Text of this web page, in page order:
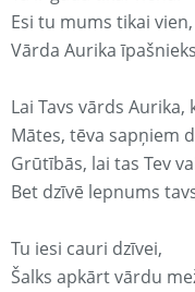
Esi tu mums tikai vien,
Vārda Aurika īpašnieks
Lai Tavs vārds
Mātes, tēva sapņiem
Grūtībās, lai tas Tev
Bet dzīvē lepnums
Tu iesi cauri dzīvei,
Šalks apkārt vārdu